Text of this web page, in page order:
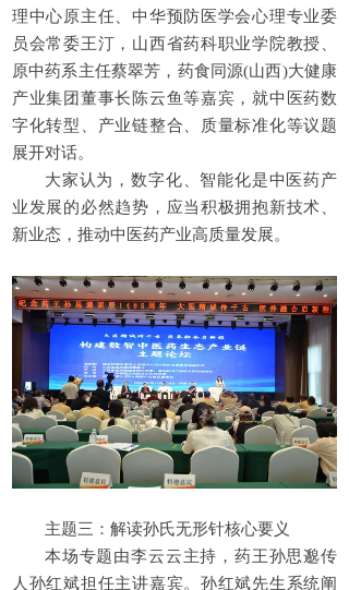
理中心原主任、中华预防医学会心理专业委
员会常委王汀，山西省药科职业学院教授、
原中药系主任蔡翠芳，药食同源(山西)大健康
产业集团董事长陈云鱼等嘉宾，就中医药数
字化转型、产业链整合、质量标准化等议题
展开对话。
大家认为，数字化、智能化是中医药产
业发展的必然趋势，应当积极拥抱新技术、
新业态，推动中医药产业高质量发展。
主题三：解读孙氏无形针核心要义
本场专题由李云云主持，药王孙思邈传
人孙红斌担任主讲嘉宾。孙红斌先生系统阐